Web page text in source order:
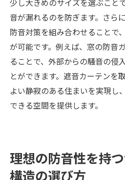
音が漏れるのを防ぎます。さら
防音対策を組み合わせることで
が可能です。例えば、窓の防音
ることで、外部からの騒音の侵
とができます。遮音カーテンを
よい静寂のある住まいを実現し
できる空間を提供します。
理想の防音性を持
構造の選び方